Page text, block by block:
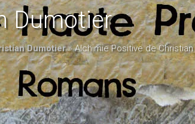
Dumotier
Dumotier»Alchimie Positive de